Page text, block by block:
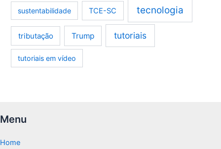
sustentabilidade TCE-SC tecnologia
tributação Trump tutoriais
tutoriais em vídeo
Menu
Home